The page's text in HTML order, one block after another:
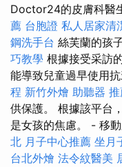
Doctor24的皮膚科醫
薦 台胞證 私人居家清
鋼洗手台 絲芙蘭的孩
巧教學 根據接受采訪
能導致兒童過早使用抗
程 新竹外燴 助聽器
供保護。 根據該平台
是女孩的焦慮。 - 移
北 月子中心推薦 坐月
台北外燴 法令紋醫美